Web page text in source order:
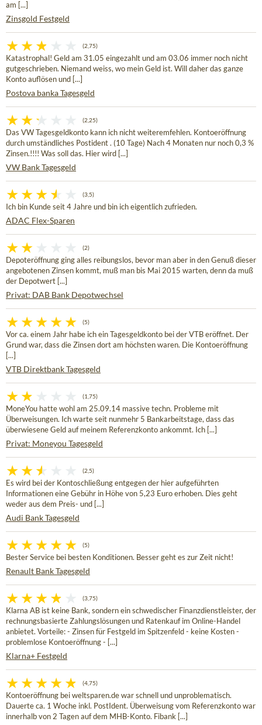
am [...]
Zinsgold Festgeld
(2,75)
Katastrophal! Geld am 31.05 eingezahlt und am 03.06 immer noch nicht
gutgeschrieben. Niemand weiss, wo mein Geld ist. Will daher das ganze
Konto auflösen und [...]
Postova banka Tagesgeld
(2,25)
Das VW Tagesgeldkonto kann ich nicht weiteremfehlen. Kontoeröffnung
durch umständliches Postident . (10 Tage) Nach 4 Monaten nur noch 0,3 %
Zinsen.!!!! Was soll das. Hier wird [...]
VW Bank Tagesgeld
(3,5)
Ich bin Kunde seit 4 Jahre und bin ich eigentlich zufrieden.
ADAC Flex-Sparen
(2)
Depoteröffnung ging alles reibungslos, bevor man aber in den Genuß dieser
angebotenen Zinsen kommt, muß man bis Mai 2015 warten, denn da muß
der Depotwert [...]
Privat: DAB Bank Depotwechsel
(5)
Vor ca. einem Jahr habe ich ein Tagesgeldkonto bei der VTB eröffnet. Der
Grund war, dass die Zinsen dort am höchsten waren. Die Kontoeröffnung
[...]
VTB Direktbank Tagesgeld
(1,75)
MoneYou hatte wohl am 25.09.14 massive techn. Probleme mit
Überweisungen. Ich warte seit nunmehr 5 Bankarbeitstage, dass das
überwiesene Geld auf meinem Referenzkonto ankommt. Ich [...]
Privat: Moneyou Tagesgeld
(2,5)
Es wird bei der Kontoschließung entgegen der hier aufgeführten
Informationen eine Gebühr in Höhe von 5,23 Euro erhoben. Dies geht
weder aus dem Preis- und [...]
Audi Bank Tagesgeld
(5)
Bester Service bei besten Konditionen. Besser geht es zur Zeit nicht!
Renault Bank Tagesgeld
(3,75)
Klarna AB ist keine Bank, sondern ein schwedischer Finanzdienstleister, der
rechnungsbasierte Zahlungslösungen und Ratenkauf im Online-Handel
anbietet. Vorteile: - Zinsen für Festgeld im Spitzenfeld - keine Kosten -
problemlose Kontoeröffnung - [...]
Klarna+ Festgeld
(4,75)
Kontoeröffnung bei weltsparen.de war schnell und unproblematisch.
Dauerte ca. 1 Woche inkl. PostIdent. Überweisung vom Referenzkonto war
innerhalb von 2 Tagen auf dem MHB-Konto. Fibank [...]